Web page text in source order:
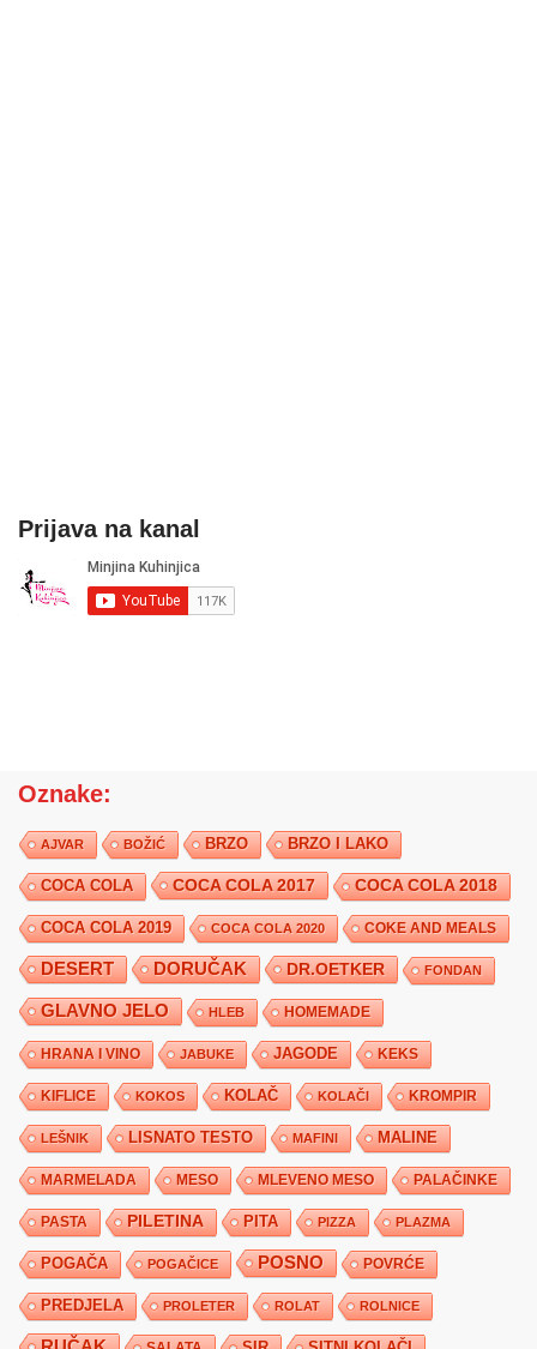
Prijava na kanal
Oznake:
AJVAR BOŽIĆ BRZO BRZO I LAKO
COCA COLA COCA COLA 2017 COCA COLA 2018
COCA COLA 2019 COCA COLA 2020 COKE AND MEALS
DESERT DORUČAK DR.OETKER FONDAN
GLAVNO JELO HLEB HOMEMADE
HRANA I VINO JABUKE JAGODE KEKS
KIFLICE KOKOS KOLAČ KOLAČI KROMPIR
LEŠNIK LISNATO TESTO MAFINI MALINE
MARMELADA MESO MLEVENO MESO PALAČINKE
PASTA PILETINA PITA PIZZA PLAZMA
POGAČA POGAČICE POSNO POVRĆE
PREDJELA PROLETER ROLAT ROLNICE